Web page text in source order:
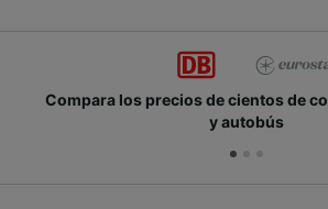
Compara los precios de cientos de
y autobús